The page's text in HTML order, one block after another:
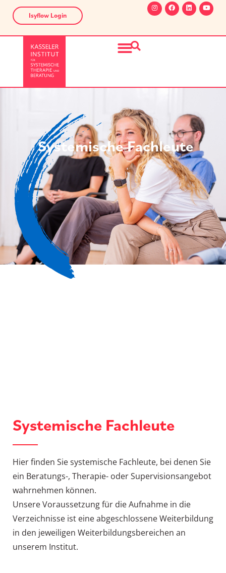
Isyflow Login
Systemische Fachleute
Systemische Fachleute
Hier finden Sie systemische Fachleute, bei denen Sie
ein Beratungs-, Therapie- oder Supervisionsangebot
wahrnehmen können.
Unsere Voraussetzung für die Aufnahme in die
Verzeichnisse ist eine abgeschlossene Weiterbildung
in den jeweiligen Weiterbildungsbereichen an
unserem Institut.